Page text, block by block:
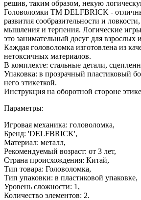
решив, таким образом, некую
Головоломки ТМ DELFBRICK -
развития сообразительности и
мышления и терпения. Логические
это занимательный досуг для взрослых
Каждая головоломка изготовлена из
нетоксичных материалов.
В комплекте: стальные детали,
Упаковка: в прозрачный пластиковый
него этикеткой.
Инструкция на оборотной стороне
Параметры:
Игровая механика: головоломка,
Бренд: 'DELFBRICK',
Материал: металл,
Рекомендуемый возраст: от 3 лет,
Страна происхождения: Китай,
Тип товара: Головоломка,
Тип упаковки: в пластиковой упаковке,
Уровень сложности: 1,
Количество элементов: 2.